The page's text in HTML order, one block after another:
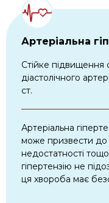
Артеріальна
Стійке підвищення
діастолічного
ст.
Артеріальна
може призвести до
недостатності
гіпертензію не
ця хвороба має